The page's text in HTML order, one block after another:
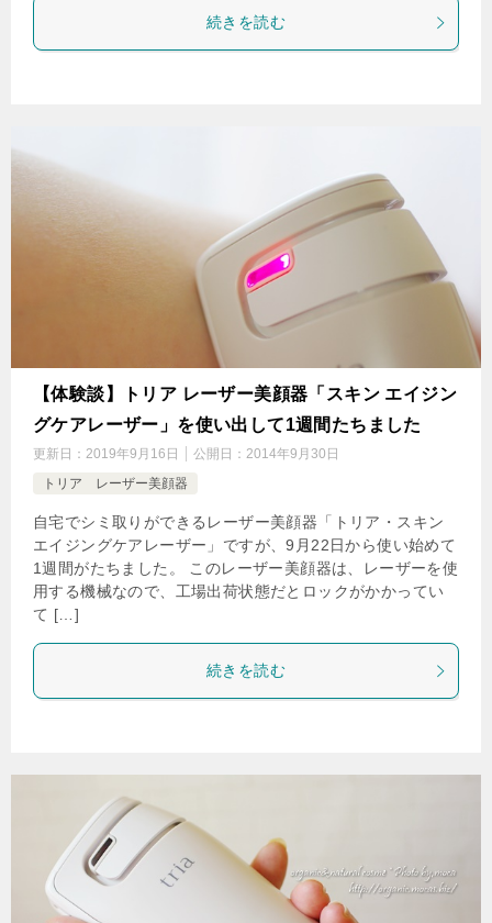
続きを読む
【体験談】トリア レーザー美顔器「スキン エイジン
グケアレーザー」を使い出して1週間たちました
更新日： 2019年9月16日 公開日： 2014年9月30日
トリア レーザー美顔器
自宅でシミ取りができるレーザー美顔器「トリア・スキン
エイジングケアレーザー」ですが、9月22日から使い始めて
1週間がたちました。 このレーザー美顔器は、レーザーを使
用する機械なので、工場出荷状態だとロックがかかってい
て […]
続きを読む